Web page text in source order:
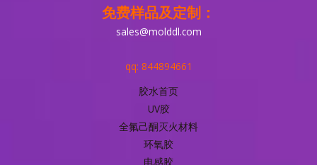
免费样品及定制：
sales@molddl.com
qq: 844894661
胶水首页
UV胶
全氟己酮灭火材料
环氧胶
电感胶